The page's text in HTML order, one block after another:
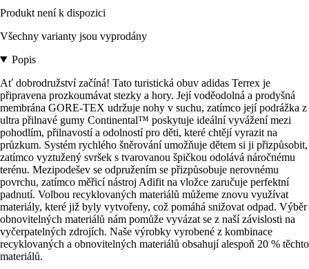
Produkt není k dispozici
Všechny varianty jsou vyprodány
Popis
Ať dobrodružství začíná! Tato turistická obuv adidas Terrex je
připravena prozkoumávat stezky a hory. Její voděodolná a prodyšná
membrána GORE-TEX udržuje nohy v suchu, zatímco její podrážka z
ultra přilnavé gumy Continental™ poskytuje ideální vyvážení mezi
pohodlím, přilnavostí a odolností pro děti, které chtějí vyrazit na
průzkum. Systém rychlého šněrování umožňuje dětem si ji přizpůsobit,
zatímco vyztužený svršek s tvarovanou špičkou odolává náročnému
terénu. Mezipodešev se odpružením se přizpůsobuje nerovnému
povrchu, zatímco měřicí nástroj Adifit na vložce zaručuje perfektní
padnutí. Volbou recyklovaných materiálů můžeme znovu využívat
materiály, které již byly vytvořeny, což pomáhá snižovat odpad. Výběr
obnovitelných materiálů nám pomůže vyvázat se z naší závislosti na
vyčerpatelných zdrojích. Naše výrobky vyrobené z kombinace
recyklovaných a obnovitelných materiálů obsahují alespoň 20 % těchto
materiálů.